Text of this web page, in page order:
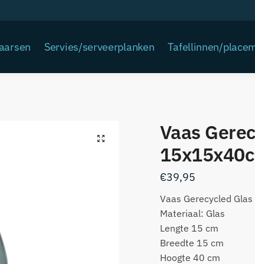
Servies/serveerplanken Tafellinnen/
Vaas
€39,95
Vaas Gerecycled
Materiaal: Glas
Lengte 15 cm
Breedte 15 cm
Hoogte 40 cm